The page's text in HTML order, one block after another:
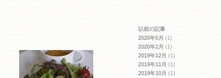
以前の記事
2020年5月 (1)
2020年2月 (1)
2019年12月 (1)
2019年11月 (1)
2019年10月 (1)